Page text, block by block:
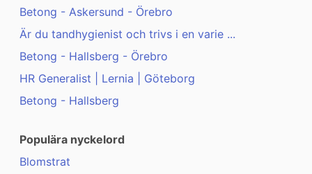
Betong - Askersund - Örebro
Är du tandhygienist och trivs i en varie ...
Betong - Hallsberg - Örebro
HR Generalist | Lernia | Göteborg
Betong - Hallsberg
Populära nyckelord
Blomstrat